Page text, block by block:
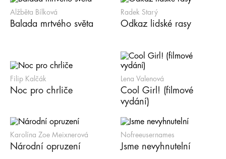
Alžběta Bílková
Balada mrtvého světa
Radek Starý
Odkaz lidské rasy
Filip Kalčák
Noc pro chrliče
Lena Valenová
Cool Girl! (filmové
vydání)
Karolína Zoe Meixnerová
Národní opruzení
Nofreeusernames
Jsme nevyhnutelní